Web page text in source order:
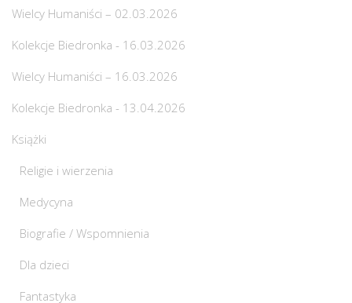
Wielcy Humaniści – 02.03.2026
Kolekcje Biedronka - 16.03.2026
Wielcy Humaniści – 16.03.2026
Kolekcje Biedronka - 13.04.2026
Książki
Religie i wierzenia
Medycyna
Biografie / Wspomnienia
Dla dzieci
Fantastyka